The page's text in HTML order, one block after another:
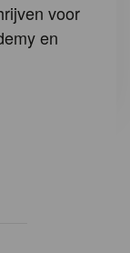
voor
en